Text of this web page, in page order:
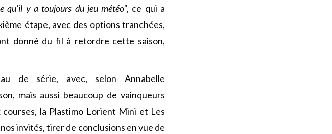
qu’il y a toujours du jeu météo”, ce qui a
étape, avec des options tranchées,
donné du fil à retordre cette saison,
de série, avec, selon Annabelle
mais aussi beaucoup de vainqueurs
la Plastimo Lorient Mini et Les
invités, tirer de conclusions en vue de